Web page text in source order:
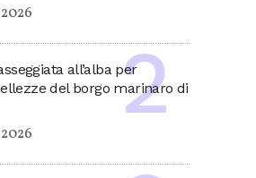
all’alba per
del borgo marinaro di